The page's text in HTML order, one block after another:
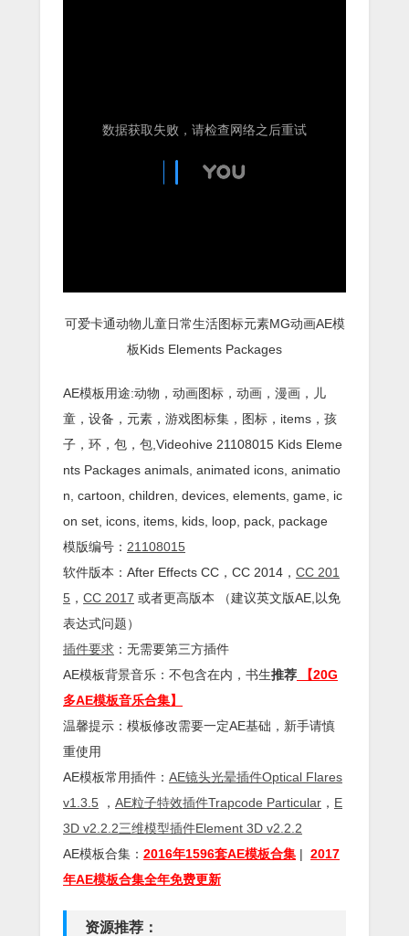
可爱卡通动物儿童日常生活图标元素MG动画AE模
板Kids Elements Packages
AE模板用途:动物，动画图标，动画，漫画，儿
童，设备，元素，游戏图标集，图标，items，孩
子，环，包，包,Videohive 21108015 Kids Eleme
nts Packages animals, animated icons, animatio
n, cartoon, children, devices, elements, game, ic
on set, icons, items, kids, loop, pack, package
模版编号： 21108015
软件版本： After Effects CC ，CC 2014， CC 201
5 ， CC 2017 或者更高版本 （建议英文版AE,以免
表达式问题）
插件要求 ：无需要第三方插件
AE模板背景音乐：不包含在内，书生推荐 【20G
多AE模板音乐合集】
温馨提示：模板修改需要一定AE基础，新手请慎
重使用
AE模板常用插件： AE镜头光晕插件Optical Flares
v1.3.5 ， AE粒子特效插件Trapcode Particular ， E
3D v2.2.2三维模型插件Element 3D v2.2.2
AE模板合集： 2016年1596套AE模板合集 | 2017
年AE模板合集全年免费更新
资源推荐：